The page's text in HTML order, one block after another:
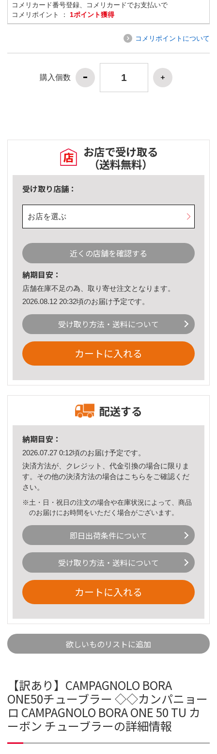
コメリカード番号登録、コメリカードでお支払いで
コメリポイント ： 1ポイント獲得
コメリポイントについて
購入個数
お店で受け取る
（送料無料）
受け取り店舗：
お店を選ぶ
近くの店舗を確認する
納期目安：
店舗在庫不足の為、取り寄せ注文となります。
2026.08.12 20:32頃のお届け予定です。
受け取り方法・送料について
カートに入れる
配送する
納期目安：
2026.07.27 0:12頃のお届け予定です。
決済方法が、クレジット、代金引換の場合に限りま
す。その他の決済方法の場合はこちら をご確認くだ
さい。
※土・日・祝日の注文の場合や在庫状況によって、商品
のお届けにお時間をいただく場合がございます。
即日出荷条件について
受け取り方法・送料について
カートに入れる
欲しいものリストに追加
【訳あり】CAMPAGNOLO BORA
ONE50チューブラー ◇◇カンパニョー
ロ CAMPAGNOLO BORA ONE 50 TU カ
ーボン チューブラーの詳細情報